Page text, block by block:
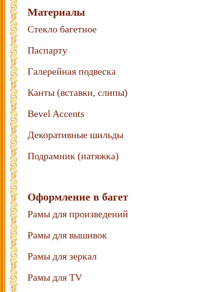
Материалы
Стекло багетное
Паспарту
Галерейная подвеска
Канты (вставки, слипы)
Bevel Accents
Декоративные шильды
Подрамник (натяжка)
Оформление в багет
Рамы для произведений
Рамы для вышивок
Рамы для зеркал
Рамы для TV